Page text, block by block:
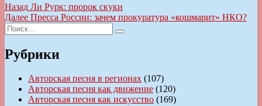
Навигация
по
записям
Назад Предыдущая
запись:
Ли Рурк: пророк скуки
Далее Следующая
Пресса России: зачем прокуратура «кошмарит» НКО?
Искать:
Поиск
Рубрики
Авторская песня в регионах (107)
Авторская песня как движение (120)
Авторская песня как искусство (169)